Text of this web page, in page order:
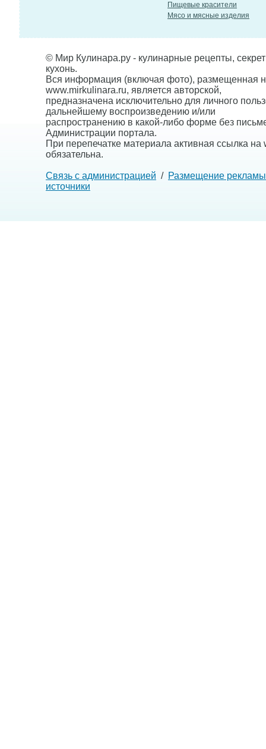
Пищевые красители
Мясо и мясные изделия
© Мир Кулинара.ру - кулинарные рецепты,
кухонь.
Вся информация (включая фото), размещенная
www.mirkulinara.ru, является авторской,
предназначена исключительно для личного
дальнейшему воспроизведению и/или
распространению в какой-либо форме без
Администрации портала.
При перепечатке материала активная ссылка на
обязательна.
Связь с администрацией / Размещение рекламы
источники